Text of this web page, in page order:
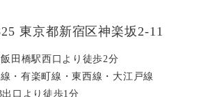
東京都新宿区神楽坂2-11
田橋駅西口より徒歩2分
・有楽町線・東西線・大江戸線
口より徒歩1分